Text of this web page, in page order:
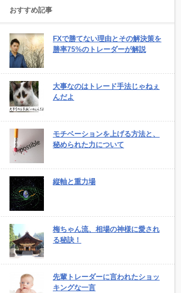
おすすめ記事
FXで勝てない理由とその解決策を
勝率75%のトレーダーが解説
大事なのはトレード手法じゃねぇ
んだよ
モチベーションを上げる方法と、
秘められた力について
縦軸と重力場
梅ちゃん流、相場の神様に愛され
る秘訣！
先輩トレーダーに言われたショッ
キングな一言